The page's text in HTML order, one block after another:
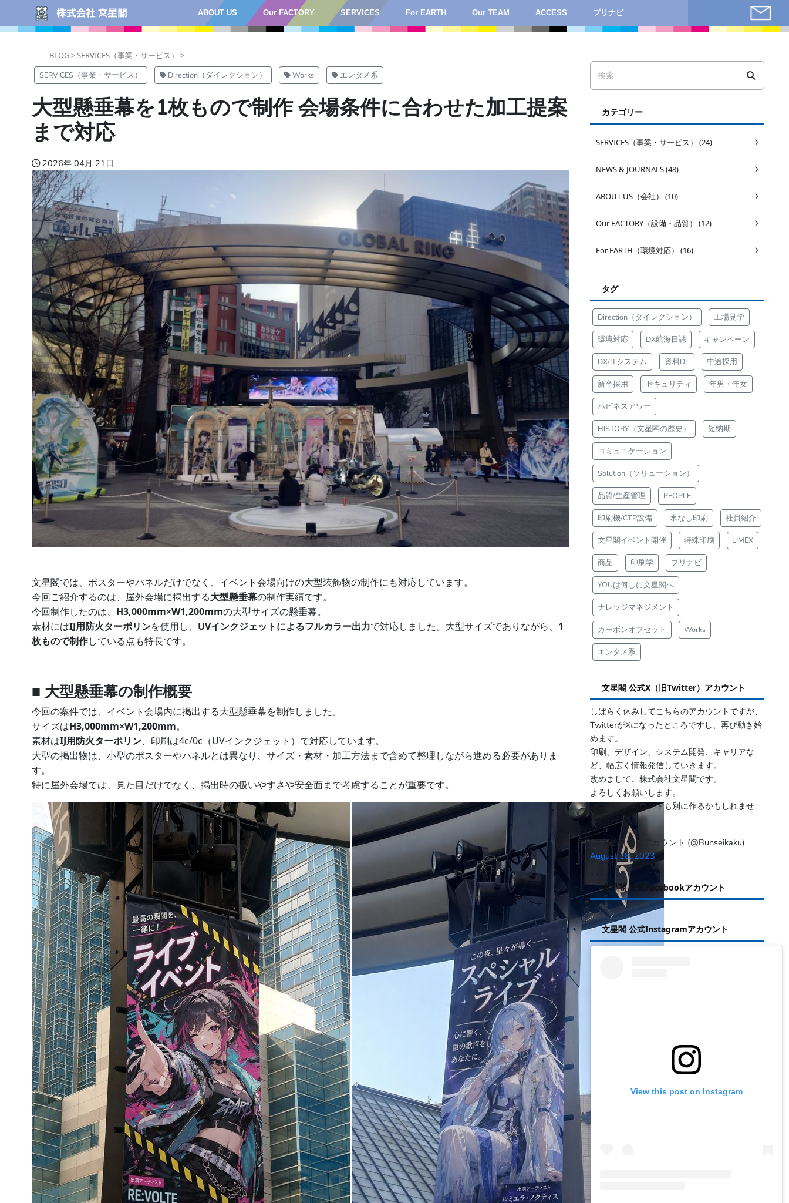
ABOUT US Our FACTORY SERVICES For EARTH Our TEAM ACCESS プリナビ
BLOG >SERVICES（事業・サービス） >
SERVICES（事業・サービス） Direction（ダイレクション） Works エンタメ系
大型懸垂幕を1枚もので制作 会場条件に合わせた加工提案
まで対応
2026年 04月 21日
文星閣では、ポスターやパネルだけでなく、イベント会場向けの大型装飾物の制作にも対応しています。
今回ご紹介するのは、屋外会場に掲出する大型懸垂幕の制作実績です。
今回制作したのは、 H3,000mm×W1,200mmの大型サイズの懸垂幕。
素材にはIJ用防火ターポリンを使用し、 UVインクジェットによるフルカラー出力で対応しました。大型サイズでありながら、 1
枚もので制作している点も特長です。
■ 大型懸垂幕の制作概要
今回の案件では、イベント会場内に掲出する大型懸垂幕を制作しました。
サイズはH3,000mm×W1,200mm。
素材はIJ用防火ターポリン、印刷は4c/0c（UVインクジェット）で対応しています。
大型の掲出物は、小型のポスターやパネルとは異なり、サイズ・素材・加工方法まで含めて整理しながら進める必要がありま
す。
特に屋外会場では、見た目だけでなく、掲出時の扱いやすさや安全面まで考慮することが重要です。
カテゴリー
SERVICES（事業・サービス） (24)
NEWS & JOURNALS (48)
ABOUT US（会社） (10)
Our FACTORY（設備・品質） (12)
For EARTH（環境対応） (16)
タグ
Direction（ダイレクション） 工場見学
環境対応 DX航海日誌 キャンペーン
DX/ITシステム 資料DL 中途採用
新卒採用 セキュリティ 年男・年女
ハピネスアワー
HISTORY（文星閣の歴史） 短納期
コミュニケーション
Solution（ソリューション）
品質/生産管理 PEOPLE
印刷機/CTP設備 水なし印刷 社員紹介
文星閣イベント開催 特殊印刷 LIMEX
商品 印刷学 プリナビ
YOUは何しに文星閣へ
ナレッジマネジメント
カーボンオフセット Works
エンタメ系
文星閣 公式X（旧Twitter）アカウント
しばらく休みしてこちらのアカウントですが、
TwitterがXになったところですし、再び動き始
めます。
印刷、デザイン、システム開発、キャリアな
ど、幅広く情報発信していきます。
改めまして、株式会社文星閣です。
よろしくお願いします。
中の人のアカウントも別に作るかもしれませ
ん。
— 文星閣 公式アカウント (@Bunseikaku)
August 18, 2023
文星閣 公式Facebookアカウント
文星閣 公式Instagramアカウント
View this post on Instagram